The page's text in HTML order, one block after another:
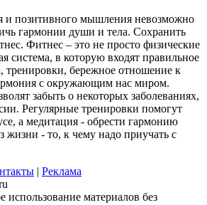
и позитивного мышления невозможно
гармонии души и тела. Сохранить
Фитнес – это не просто физические
система, в которую входят правильное
тренировки, бережное отношение к
с окружающим нас миром.
забыть о некоторых заболеваниях,
Регулярные тренировки помогут
а медитация - обрести гармонию
жизни - то, к чему надо приучать с
| Реклама
использование материалов без